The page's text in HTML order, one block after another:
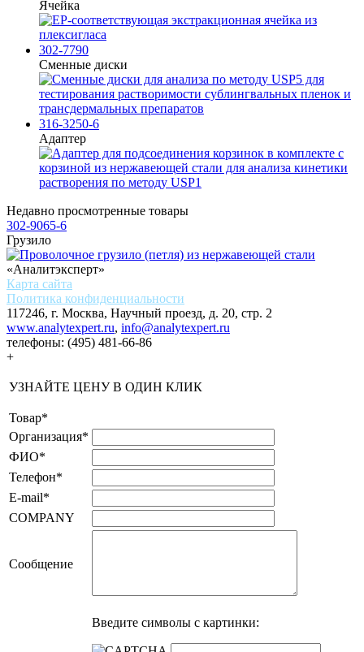
Ячейка
302-7790
Сменные диски
316-3250-6
Адаптер
Недавно просмотренные товары
302-9065-6
Грузило
«Аналитэксперт»
Карта сайта
Политика конфиденциальности
117246, г. Москва, Научный проезд, д. 20, стр. 2
www.analytexpert.ru, info@analytexpert.ru
телефоны: (495) 481-66-86
+
УЗНАЙТЕ ЦЕНУ В ОДИН КЛИК
Товар*
Организация*
ФИО*
Телефон*
E-mail*
COMPANY
Сообщение
Введите символы с картинки: